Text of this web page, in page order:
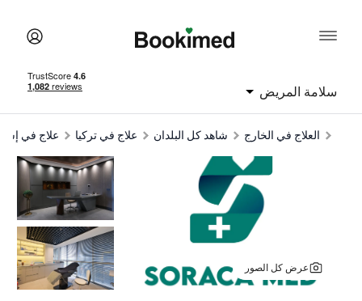
المريض
العلاج في الخارج شاهد كل البلدان علاج في تركيا علاج في إسطنبول
عرض كل الصور